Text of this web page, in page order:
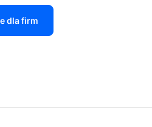
dla firm